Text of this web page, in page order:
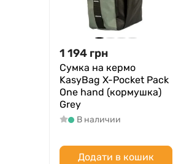
1 194 грн
Сумка на кермо
KasyBag X-Pocket Pack
One hand (кормушка)
Grey
В наличии
Додати в кошик